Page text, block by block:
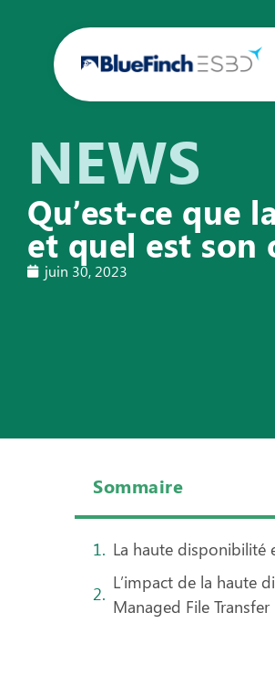
NEWS
Qu’est-ce que
et quel est son
juin 30, 2023
Sommaire
La haute disponibilité
L’impact de la haute
Managed File Transfer